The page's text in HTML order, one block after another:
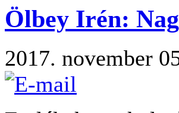
Ölbey Irén:
2017. november